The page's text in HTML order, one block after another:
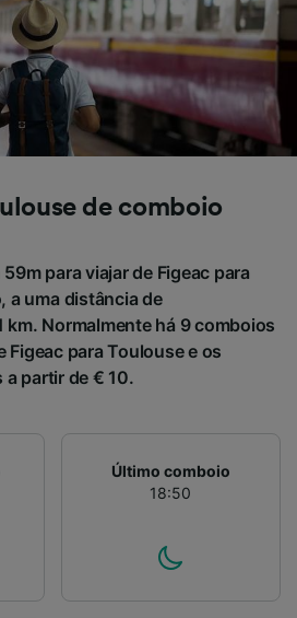
de comboio
para viajar de Figeac para
a uma distância de
km. Normalmente há 9 comboios
Figeac para Toulouse e os
partir de € 10.
Último comboio
18:50
de geolocalização.
as características do
Armazenar e/ou
em um dispositivo.
personalizados,
e conteúdo, pesquisa
de serviços..